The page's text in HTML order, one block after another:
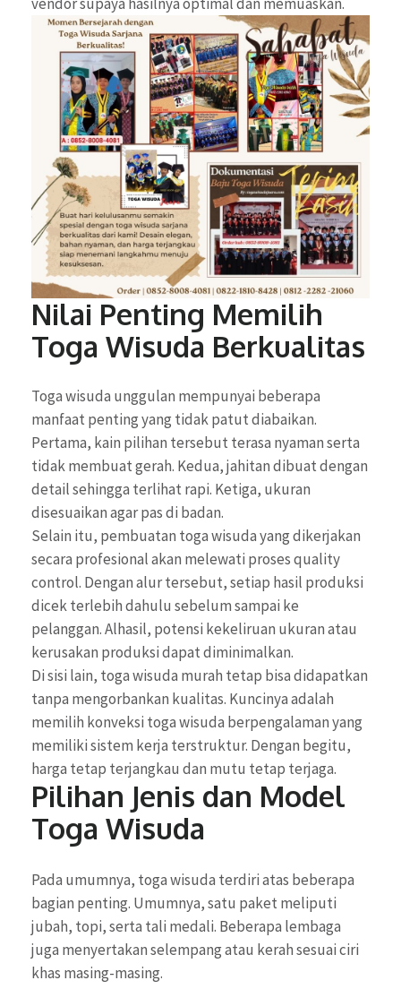
Nilai Penting Memilih
Toga Wisuda Berkualitas
Toga wisuda unggulan mempunyai beberapa
manfaat penting yang tidak patut diabaikan.
Pertama, kain pilihan tersebut terasa nyaman serta
tidak membuat gerah. Kedua, jahitan dibuat dengan
detail sehingga terlihat rapi. Ketiga, ukuran
disesuaikan agar pas di badan.
Selain itu, pembuatan toga wisuda yang dikerjakan
secara profesional akan melewati proses quality
control. Dengan alur tersebut, setiap hasil produksi
dicek terlebih dahulu sebelum sampai ke
pelanggan. Alhasil, potensi kekeliruan ukuran atau
kerusakan produksi dapat diminimalkan.
Di sisi lain, toga wisuda murah tetap bisa didapatkan
tanpa mengorbankan kualitas. Kuncinya adalah
memilih konveksi toga wisuda berpengalaman yang
memiliki sistem kerja terstruktur. Dengan begitu,
harga tetap terjangkau dan mutu tetap terjaga.
Pilihan Jenis dan Model
Toga Wisuda
Pada umumnya, toga wisuda terdiri atas beberapa
bagian penting. Umumnya, satu paket meliputi
jubah, topi, serta tali medali. Beberapa lembaga
juga menyertakan selempang atau kerah sesuai ciri
khas masing-masing.